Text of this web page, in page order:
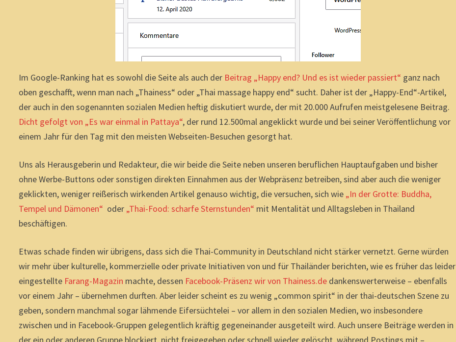
Im Google-Ranking hat es sowohl die Seite als auch der Beitrag „Happy end? Und es ist wieder passiert“ ganz nach
oben geschafft, wenn man nach „Thainess“ oder „Thai massage happy end“ sucht. Daher ist der „Happy-End“-Artikel,
der auch in den sogenannten sozialen Medien heftig diskutiert wurde, der mit 20.000 Aufrufen meistgelesene Beitrag.
Dicht gefolgt von „Es war einmal in Pattaya“, der rund 12.500mal angeklickt wurde und bei seiner Veröffentlichung vor
einem Jahr für den Tag mit den meisten Webseiten-Besuchen gesorgt hat.
Uns als Herausgeberin und Redakteur, die wir beide die Seite neben unseren beruflichen Hauptaufgaben und bisher
ohne Werbe-Buttons oder sonstigen direkten Einnahmen aus der Webpräsenz betreiben, sind aber auch die weniger
geklickten, weniger reißerisch wirkenden Artikel genauso wichtig, die versuchen, sich wie „In der Grotte: Buddha,
Tempel und Dämonen“ oder „Thai-Food: scharfe Sternstunden“ mit Mentalität und Alltagsleben in Thailand
beschäftigen.
Etwas schade finden wir übrigens, dass sich die Thai-Community in Deutschland nicht stärker vernetzt. Gerne würden
wir mehr über kulturelle, kommerzielle oder private Initiativen von und für Thailänder berichten, wie es früher das leider
eingestellte Farang-Magazin machte, dessen Facebook-Präsenz wir von Thainess.de dankenswerterweise – ebenfalls
vor einem Jahr – übernehmen durften. Aber leider scheint es zu wenig „common spirit“ in der thai-deutschen Szene zu
geben, sondern manchmal sogar lähmende Eifersüchtelei – vor allem in den sozialen Medien, wo insbesondere
zwischen und in Facebook-Gruppen gelegentlich kräftig gegeneinander ausgeteilt wird. Auch unsere Beiträge werden in
der ein oder anderen Gruppe blockiert, nicht freigegeben oder schnell wieder gelöscht, während Postings mit –